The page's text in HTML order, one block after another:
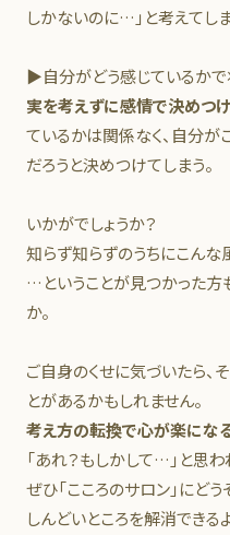
しかないのに…」と考えてしま
▶自分がどう感じているかで
実を考えずに感情で決めつけ
ているかは関係なく、自分が
だろうと決めつけてしまう。
いかがでしょうか？
知らず知らずのうちにこんな
…ということが見つかった方
か。
ご自身のくせに気づいたら、
とがあるかもしれません。
考え方の転換で心が楽にな
「あれ？もしかして…」と思わ
ぜひ「こころのサロン」にどう
しんどいところを解消できる